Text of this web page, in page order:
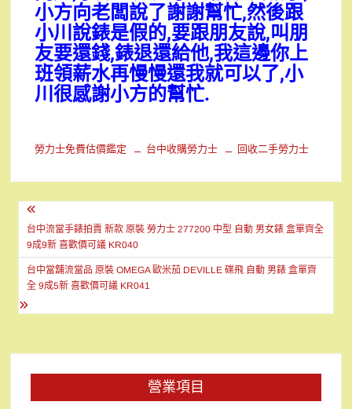
小方向老闆說了謝謝幫忙,然後跟
小川說錶是假的,要跟朋友說,叫朋
友要還錢,錶退還給他,我這邊你上
班領薪水再慢慢還我就可以了,小
川很感謝小方的幫忙.
勞力士免費估價鑑定 台中收購勞力士 回收二手勞力士
文
章
導
覽
台中流當手錶拍賣 新款 原裝 勞力士 277200 中型 自動 男女錶 盒單齊全
9成9新 喜歡價可議 KR040
台中當舖流當品 原裝 OMEGA 歐米茄 DEVILLE 碟飛 自動 男錶 盒單齊
全 9成5新 喜歡價可議 KR041
營業項目